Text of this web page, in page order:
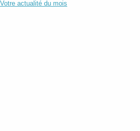
Votre actualité du mois